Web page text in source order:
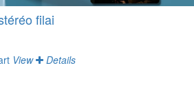
filai
View Details